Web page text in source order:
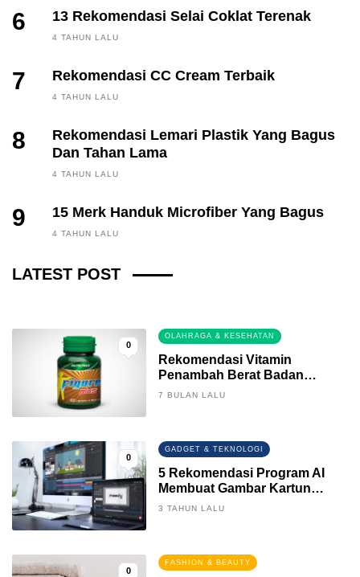
6 13 Rekomendasi Selai Coklat Terenak
4 TAHUN LALU
7 Rekomendasi CC Cream Terbaik
4 TAHUN LALU
8
Rekomendasi Lemari Plastik Yang Bagus
Dan Tahan Lama
4 TAHUN LALU
9 15 Merk Handuk Microfiber Yang Bagus
4 TAHUN LALU
LATEST POST
FINANCE, INVESTING
3 BULAN LALU
0
OLAHRAGA & KESEHATAN
Rekomendasi Vitamin
Penambah Berat Badan
Terbaik
7 BULAN LALU
0
GADGET & TEKNOLOGI
5 Rekomendasi Program AI
Membuat Gambar Kartun
Keren
3 TAHUN LALU
0
FASHION & BEAUTY